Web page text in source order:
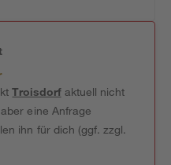
Troisdorfaktuell nicht
eine Anfrage
ihn für dich (ggf. zzgl.